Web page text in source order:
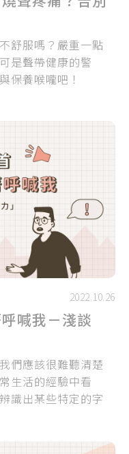
舒服嗎？嚴重一點
是聲帶健康的警
保養喉嚨吧！
2022.10.26
喊我－淺談
們應該很難聽清楚
生活的經驗中看
識出某些特定的字